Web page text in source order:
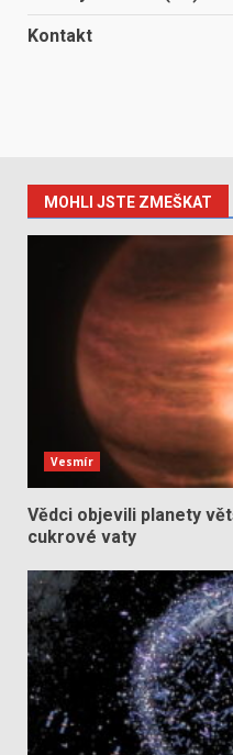
Kontakt
MOHLI JSTE ZMEŠKAT
Vesmír
Vědci objevili planety
cukrové vaty